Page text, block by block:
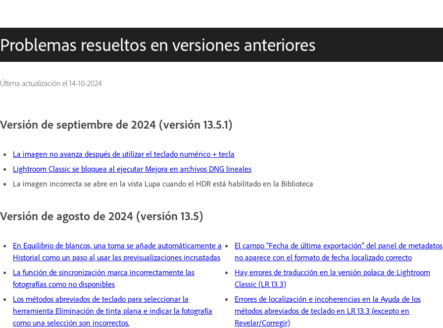
Problemas resueltos en versiones anteriores
Última actualización el 14-10-2024
Versión de septiembre de 2024 (versión 13.5.1)
La imagen no avanza después de utilizar el teclado numérico + tecla
Lightroom Classic se bloquea al ejecutar Mejora en archivos DNG lineales
La imagen incorrecta se abre en la vista Lupa cuando el HDR está habilitado en la Biblioteca
Versión de agosto de 2024 (versión 13.5)
En Equilibrio de blancos, una toma se añade automáticamente a
Historial como un paso al usar las previsualizaciones incrustadas
La función de sincronización marca incorrectamente las
fotografías como no disponibles
Los métodos abreviados de teclado para seleccionar la
herramienta Eliminación de tinta plana e indicar la fotografía
como una selección son incorrectos.
El campo "Fecha de última exportación" del panel de metadatos
no aparece con el formato de fecha localizado correcto
Hay errores de traducción en la versión polaca de Lightroom
Classic (LR 13.3)
Errores de localización e incoherencias en la Ayuda de los
métodos abreviados de teclado en LR 13.3 (excepto en
Revelar/Corregir)